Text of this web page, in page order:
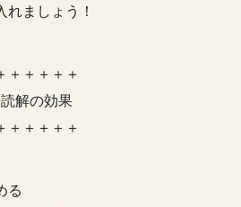
ましょう！
＋＋＋＋＋
解の効果
＋＋＋＋＋
る